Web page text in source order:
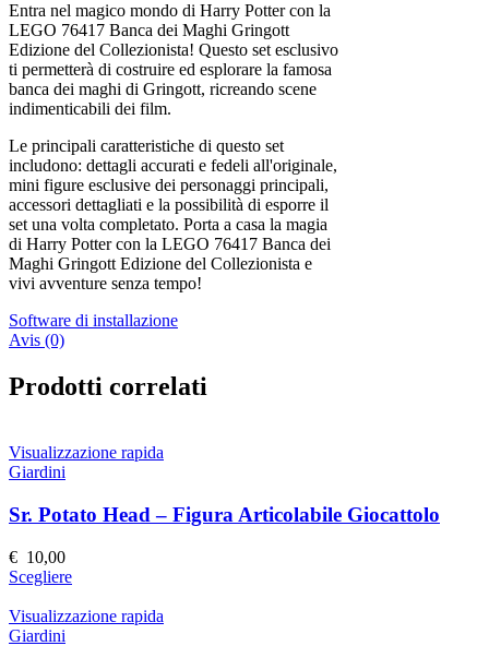
Entra nel magico mondo di Harry Potter con la
LEGO 76417 Banca dei Maghi Gringott
Edizione del Collezionista! Questo set esclusivo
ti permetterà di costruire ed esplorare la famosa
banca dei maghi di Gringott, ricreando scene
indimenticabili dei film.
Le principali caratteristiche di questo set
includono: dettagli accurati e fedeli all'originale,
mini figure esclusive dei personaggi principali,
accessori dettagliati e la possibilità di esporre il
set una volta completato. Porta a casa la magia
di Harry Potter con la LEGO 76417 Banca dei
Maghi Gringott Edizione del Collezionista e
vivi avventure senza tempo!
Software di installazione
Avis (0)
Prodotti correlati
Visualizzazione rapida
Giardini
Sr. Potato Head – Figura Articolabile Giocattolo
€ 10,00
ScegliereQuesto
ha
Visualizzazione rapida
Giardini